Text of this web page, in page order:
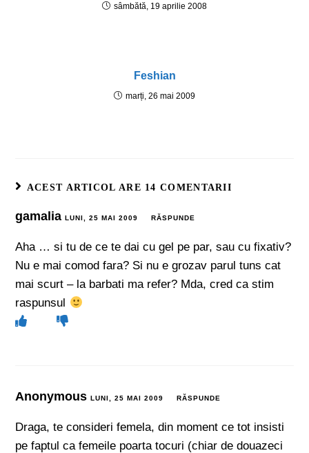
sâmbătă, 19 aprilie 2008
Feshian
marți, 26 mai 2009
ACEST ARTICOL ARE 14 COMENTARII
gamaliaLUNI, 25 MAI 2009 RĂSPUNDE
Aha … si tu de ce te dai cu gel pe par, sau cu fixativ?
Nu e mai comod fara? Si nu e grozav parul tuns cat
mai scurt – la barbati ma refer? Mda, cred ca stim
raspunsul
AnonymousLUNI, 25 MAI 2009 RĂSPUNDE
Draga, te consideri femela, din moment ce tot insisti
pe faptul ca femeile poarta tocuri (chiar de douazeci